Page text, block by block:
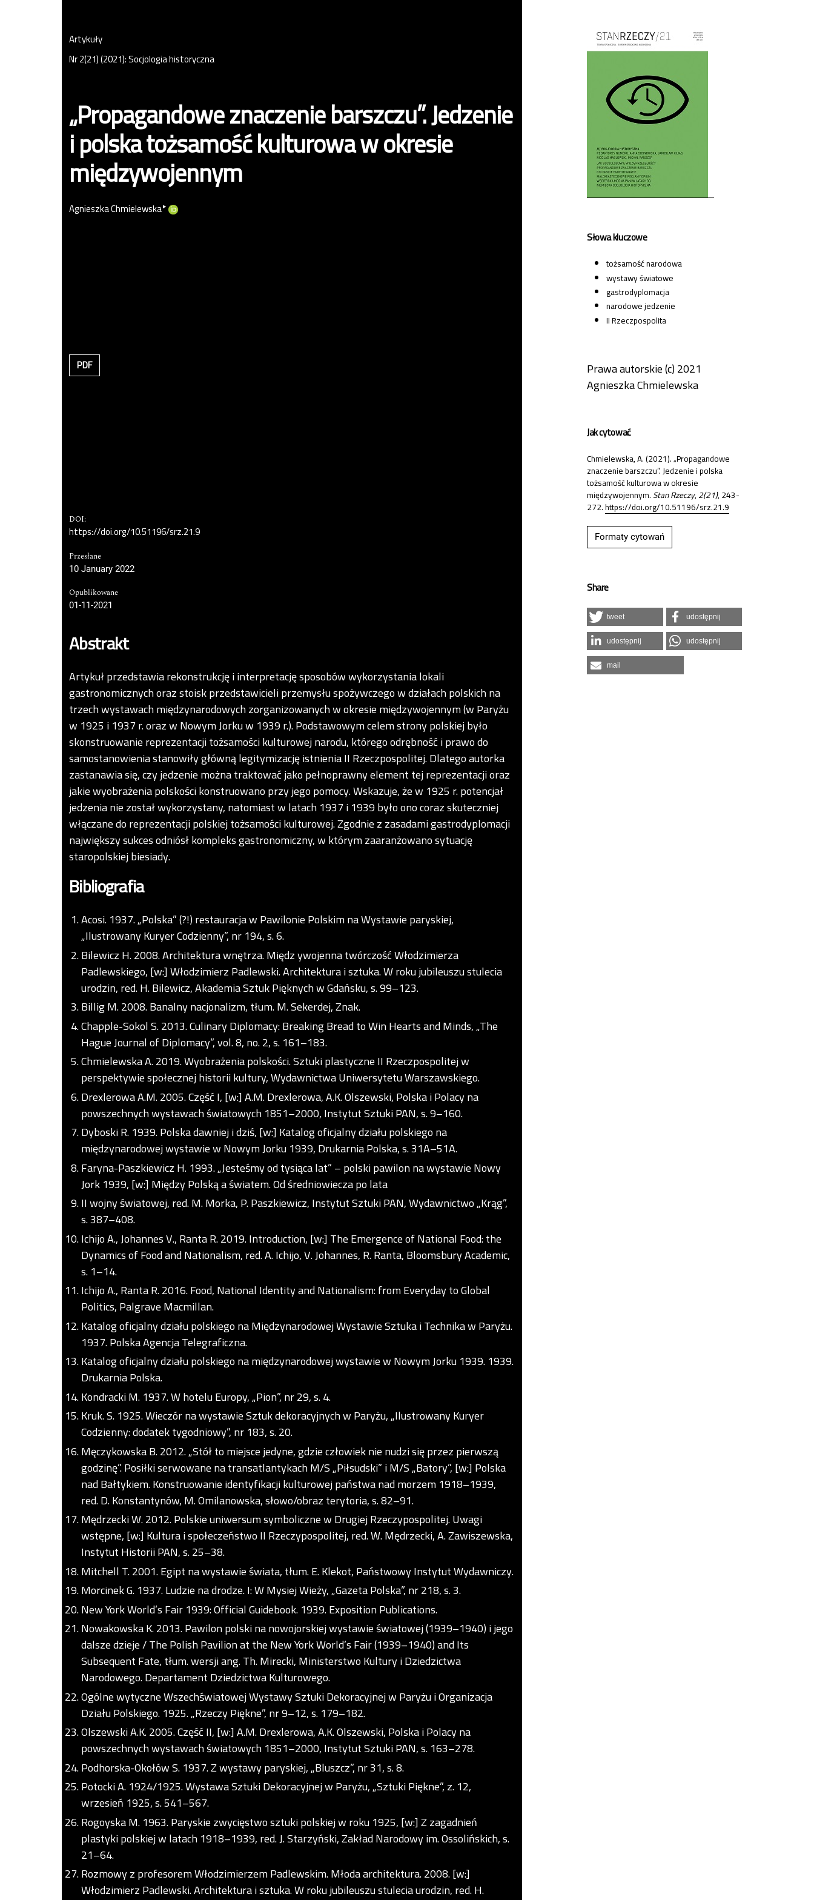
Artykuły
Nr 2(21) (2021): Socjologia historyczna
„Propagandowe znaczenie barszczu”. Jedzenie
i polska tożsamość kulturowa w okresie
międzywojennym
Agnieszka Chmielewska▸
PDF
DOI:
https://doi.org/10.51196/srz.21.9
Przesłane
10 January 2022
Opublikowane
01-11-2021
Abstrakt
Artykuł przedstawia rekonstrukcję i interpretację sposobów wykorzystania lokali
gastronomicznych oraz stoisk przedstawicieli przemysłu spożywczego w działach polskich na
trzech wystawach międzynarodowych zorganizowanych w okresie międzywojennym (w Paryżu
w 1925 i 1937 r. oraz w Nowym Jorku w 1939 r.). Podstawowym celem strony polskiej było
skonstruowanie reprezentacji tożsamości kulturowej narodu, którego odrębność i prawo do
samostanowienia stanowiły główną legitymizację istnienia II Rzeczpospolitej. Dlatego autorka
zastanawia się, czy jedzenie można traktować jako pełnoprawny element tej reprezentacji oraz
jakie wyobrażenia polskości konstruowano przy jego pomocy. Wskazuje, że w 1925 r. potencjał
jedzenia nie został wykorzystany, natomiast w latach 1937 i 1939 było ono coraz skuteczniej
włączane do reprezentacji polskiej tożsamości kulturowej. Zgodnie z zasadami gastrodyplomacji
największy sukces odniósł kompleks gastronomiczny, w którym zaaranżowano sytuację
staropolskiej biesiady.
Bibliografia
Acosi. 1937. „Polska” (?!) restauracja w Pawilonie Polskim na Wystawie paryskiej,
„Ilustrowany Kuryer Codzienny”, nr 194, s. 6.
Bilewicz H. 2008. Architektura wnętrza. Międz ywojenna twórczość Włodzimierza
Padlewskiego, [w:] Włodzimierz Padlewski. Architektura i sztuka. W roku jubileuszu stulecia
urodzin, red. H. Bilewicz, Akademia Sztuk Pięknych w Gdańsku, s. 99–123.
Billig M. 2008. Banalny nacjonalizm, tłum. M. Sekerdej, Znak.
Chapple-Sokol S. 2013. Culinary Diplomacy: Breaking Bread to Win Hearts and Minds, „The
Hague Journal of Diplomacy”, vol. 8, no. 2, s. 161–183.
Chmielewska A. 2019. Wyobrażenia polskości. Sztuki plastyczne II Rzeczpospolitej w
perspektywie społecznej historii kultury, Wydawnictwa Uniwersytetu Warszawskiego.
Drexlerowa A.M. 2005. Część I, [w:] A.M. Drexlerowa, A.K. Olszewski, Polska i Polacy na
powszechnych wystawach światowych 1851–2000, Instytut Sztuki PAN, s. 9–160.
Dyboski R. 1939. Polska dawniej i dziś, [w:] Katalog oficjalny działu polskiego na
międzynarodowej wystawie w Nowym Jorku 1939, Drukarnia Polska, s. 31A–51A.
Faryna-Paszkiewicz H. 1993. „Jesteśmy od tysiąca lat” – polski pawilon na wystawie Nowy
Jork 1939, [w:] Między Polską a światem. Od średniowiecza po lata
II wojny światowej, red. M. Morka, P. Paszkiewicz, Instytut Sztuki PAN, Wydawnictwo „Krąg”,
s. 387–408.
Ichijo A., Johannes V., Ranta R. 2019. Introduction, [w:] The Emergence of National Food: the
Dynamics of Food and Nationalism, red. A. Ichijo, V. Johannes, R. Ranta, Bloomsbury Academic,
s. 1–14.
Ichijo A., Ranta R. 2016. Food, National Identity and Nationalism: from Everyday to Global
Politics, Palgrave Macmillan.
Katalog oficjalny działu polskiego na Międzynarodowej Wystawie Sztuka i Technika w Paryżu.
1937. Polska Agencja Telegraficzna.
Katalog oficjalny działu polskiego na międzynarodowej wystawie w Nowym Jorku 1939. 1939.
Drukarnia Polska.
Kondracki M. 1937. W hotelu Europy, „Pion”, nr 29, s. 4.
Kruk. S. 1925. Wieczór na wystawie Sztuk dekoracyjnych w Paryżu, „Ilustrowany Kuryer
Codzienny: dodatek tygodniowy”, nr 183, s. 20.
Męczykowska B. 2012. „Stół to miejsce jedyne, gdzie człowiek nie nudzi się przez pierwszą
godzinę”. Posiłki serwowane na transatlantykach M/S „Piłsudski” i M/S „Batory”, [w:] Polska
nad Bałtykiem. Konstruowanie identyfikacji kulturowej państwa nad morzem 1918–1939,
red. D. Konstantynów, M. Omilanowska, słowo/obraz terytoria, s. 82–91.
Mędrzecki W. 2012. Polskie uniwersum symboliczne w Drugiej Rzeczypospolitej. Uwagi
wstępne, [w:] Kultura i społeczeństwo II Rzeczypospolitej, red. W. Mędrzecki, A. Zawiszewska,
Instytut Historii PAN, s. 25–38.
Mitchell T. 2001. Egipt na wystawie świata, tłum. E. Klekot, Państwowy Instytut Wydawniczy.
Morcinek G. 1937. Ludzie na drodze. I: W Mysiej Wieży, „Gazeta Polska”, nr 218, s. 3.
New York World’s Fair 1939: Official Guidebook. 1939. Exposition Publications.
Nowakowska K. 2013. Pawilon polski na nowojorskiej wystawie światowej (1939–1940) i jego
dalsze dzieje / The Polish Pavilion at the New York World’s Fair (1939–1940) and Its
Subsequent Fate, tłum. wersji ang. Th. Mirecki, Ministerstwo Kultury i Dziedzictwa
Narodowego. Departament Dziedzictwa Kulturowego.
Ogólne wytyczne Wszechświatowej Wystawy Sztuki Dekoracyjnej w Paryżu i Organizacja
Działu Polskiego. 1925. „Rzeczy Piękne”, nr 9–12, s. 179–182.
Olszewski A.K. 2005. Część II, [w:] A.M. Drexlerowa, A.K. Olszewski, Polska i Polacy na
powszechnych wystawach światowych 1851–2000, Instytut Sztuki PAN, s. 163–278.
Podhorska-Okołów S. 1937. Z wystawy paryskiej, „Bluszcz”, nr 31, s. 8.
Potocki A. 1924/1925. Wystawa Sztuki Dekoracyjnej w Paryżu, „Sztuki Piękne”, z. 12,
wrzesień 1925, s. 541–567.
Rogoyska M. 1963. Paryskie zwycięstwo sztuki polskiej w roku 1925, [w:] Z zagadnień
plastyki polskiej w latach 1918–1939, red. J. Starzyński, Zakład Narodowy im. Ossolińskich, s.
21–64.
Rozmowy z profesorem Włodzimierzem Padlewskim. Młoda architektura. 2008. [w:]
Włodzimierz Padlewski. Architektura i sztuka. W roku jubileuszu stulecia urodzin, red. H.
Cover image
Słowa kluczowe
tożsamość narodowa
wystawy światowe
gastrodyplomacja
narodowe jedzenie
II Rzeczpospolita
Prawa autorskie (c) 2021
Agnieszka Chmielewska
Jak cytować
Chmielewska, A. (2021). „Propagandowe
znaczenie barszczu”. Jedzenie i polska
tożsamość kulturowa w okresie
międzywojennym.Stan Rzeczy,2(21), 243-
272.https://doi.org/10.51196/srz.21.9
Formaty cytowań
Share
tweet udostępnij
udostępnij udostępnij
mail